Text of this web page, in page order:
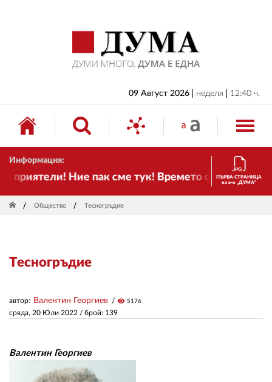
09 Август 2026 неделя 12:40 ч.
Информация:
Ние пак сме тук! Времето се променя и
ПЪРВА СТРАНИЦА
на в-к „ДУМА“
Общество Тесногръдие
Тесногръдие
сряда, 20 Юли 2022 / брой: 139
автор: Валентин Георгиев visibility 5176
Валентин Георгиев
БЪЛГАРИЯ
ИКОНОМИКА
ИЗБОРИ
СВЯТ
ЗА НАС